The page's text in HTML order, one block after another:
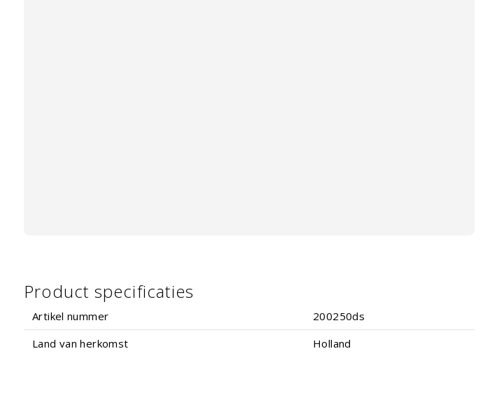
Product specificaties
Artikel nummer
200250ds
Land van herkomst
Holland